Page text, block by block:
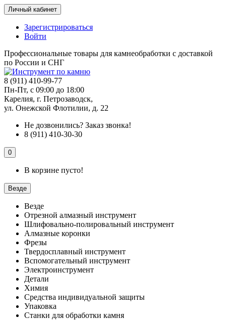
Личный кабинет
Зарегистрироваться
Войти
Профессиональные товары для камнеобработки с доставкой
по России и СНГ
8 (911) 410-99-77
Пн-Пт, с 09:00 до 18:00
Карелия, г. Петрозаводск,
ул. Онежской Флотилии, д. 22
Не дозвонились? Заказ звонка!
8 (911) 410-30-30
0
В корзине пусто!
Везде
Везде
Отрезной алмазный инструмент
Шлифовально-полировальный инструмент
Алмазные коронки
Фрезы
Твердосплавный инструмент
Вспомогательный инструмент
Электроинструмент
Детали
Химия
Средства индивидуальной защиты
Упаковка
Станки для обработки камня